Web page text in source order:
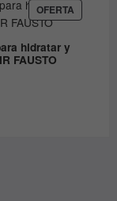
OFERTA
EN
hidratar y
FAUSTO